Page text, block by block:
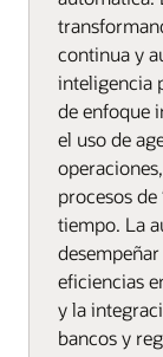
continua y
inteligencia
de enfoque
el uso de
procesos de
tiempo. La
eficiencias
y la
bancos y